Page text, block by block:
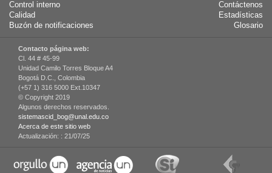
Control interno
Calidad
Buzón de notificaciones
Contáctenos
Estadísticas
Glosario
Contacto página web:
Cl. 44 # 45-99
Unidad Camilo Torres Bloque A4
Bogotá D.C., Colombia
(+57 1) 316 5000 Ext.10347
© Copyright 2019
Algunos derechos reservados.
sistemascid_bog@unal.edu.co
Acerca de este sitio web
Actualización: : 21/07/25